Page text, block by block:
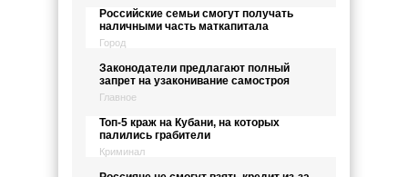
Российские семьи смогут получать
наличными часть маткапитала
Город
Законодатели предлагают полный
запрет на узаконивание самостроя
Главное
Топ-5 краж на Кубани, на которых
палились грабители
Криминал